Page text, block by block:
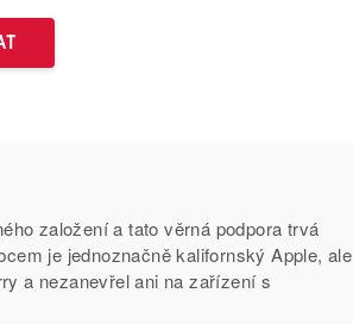
založení a tato věrná podpora trvá
je jednoznačně kalifornský Apple, ale
a nezanevřel ani na zařízení s